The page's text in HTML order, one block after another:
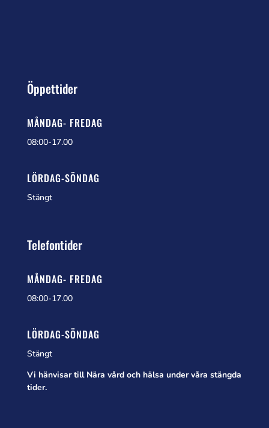
Öppettider
MÅNDAG- FREDAG
08:00-17.00
LÖRDAG-SÖNDAG
Stängt
Telefontider
MÅNDAG- FREDAG
08:00-17.00
LÖRDAG-SÖNDAG
Stängt
Vi hänvisar till Nära vård och hälsa under våra stängda
tider.